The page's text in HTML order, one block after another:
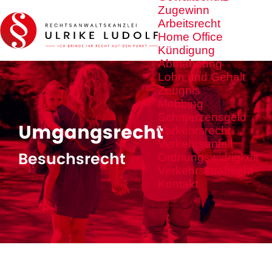
Zugewinn
Arbeitsrecht
Home Office
Kündigung
Abmahnung
Lohn und Gehalt
Zeugnis
Mobbing
Schmerzensgeld
Verkehrsrecht
Verkehrsunfall
Ordnungswidrigkeit
Verkehrsstrafrecht
Kontakt
Umgangsrecht
Besuchsrecht